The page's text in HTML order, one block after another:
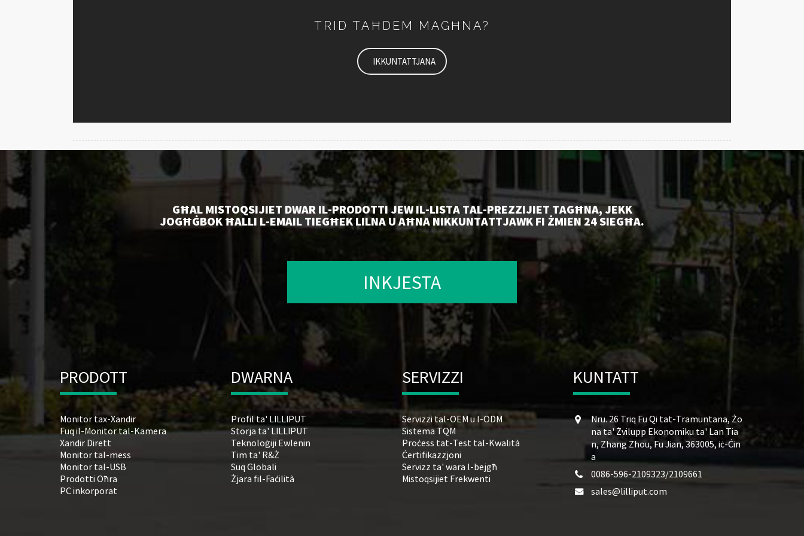
TRID TAĦDEM MAGĦNA?
IKKUNTATTJANA
GĦAL MISTOQSIJIET DWAR IL-PRODOTTI JEW IL-LISTA TAL-PREZZIJIET TAGĦNA, JEKK
JOGĦĠBOK ĦALLI L-EMAIL TIEGĦEK LILNA U AĦNA NIKKUNTATTJAWK FI ŻMIEN 24 SIEGĦA.
INKJESTA
PRODOTT
Monitor tax-Xandir
Fuq il-Monitor tal-Kamera
Xandir Dirett
Monitor tal-mess
Monitor tal-USB
Prodotti Oħra
PC inkorporat
DWARNA
Profil ta' LILLIPUT
Storja ta' LILLIPUT
Teknoloġiji Ewlenin
Tim ta' R&Ż
Suq Globali
Żjara fil-Faċilità
SERVIZZI
Servizzi tal-OEM u l-ODM
Sistema TQM
Proċess tat-Test tal-Kwalità
Ċertifikazzjoni
Servizz ta' wara l-bejgħ
Mistoqsijiet Frekwenti
KUNTATT
Nru. 26 Triq Fu Qi tat-Tramuntana, Żo
na ta' Żvilupp Ekonomiku ta' Lan Tia
n, ​​Zhang Zhou, Fu Jian, 363005, iċ-Ċin
a
0086-596-2109323/2109661
sales@lilliput.com